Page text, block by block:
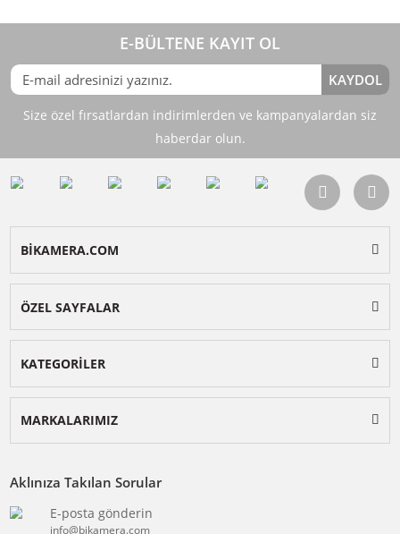
Sepete Ekle
Size özel fırsatlardan indirimlerden ve kampanyalardan
BİKAMERA.COM
ÖZEL SAYFALAR
MARKALARIMIZ